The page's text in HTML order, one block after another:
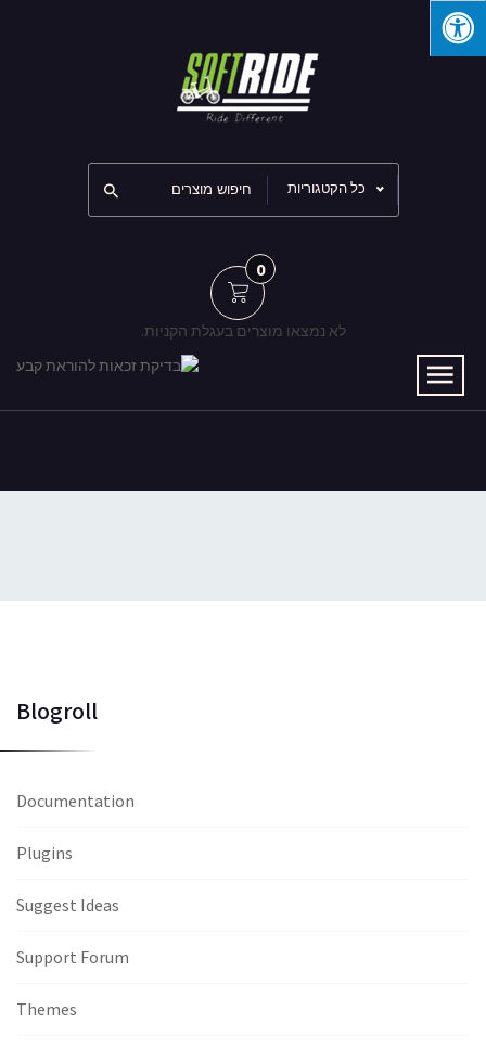
כל הקטגוריות
0
לא נמצאו מוצרים בעגלת הקניות.
Blogroll
Documentation
Plugins
Suggest Ideas
Support Forum
Themes